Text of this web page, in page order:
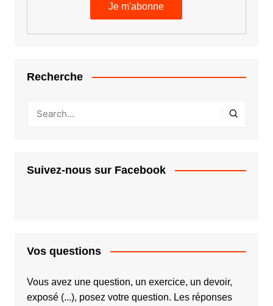
Recherche
Suivez-nous sur Facebook
Vos questions
Vous avez une question, un exercice, un devoir,
exposé (...), posez votre question. Les réponses